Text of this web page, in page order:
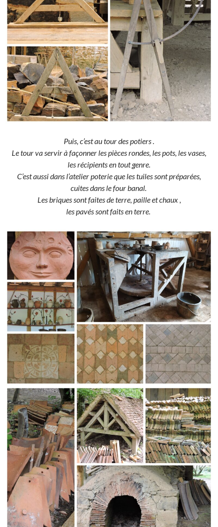
Puis, c’est au tour des potiers .
Le tour va servir à façonner les pièces rondes, les pots, les vases,
les récipients en tout genre.
C’est aussi dans l’atelier poterie que les tuiles sont préparées,
cuites dans le four banal.
Les briques sont faites de terre, paille et chaux ,
les pavés sont faits en terre.